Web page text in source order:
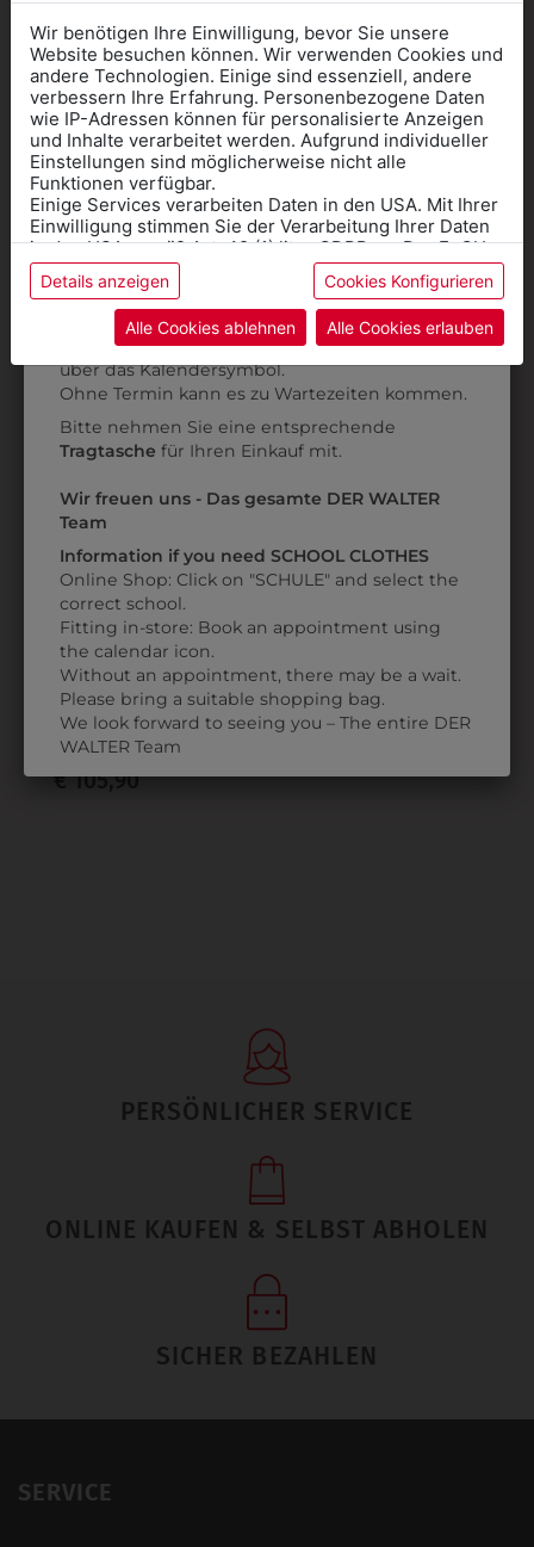
315010111
PANTOFFEL SAN
DUTY
€ 105,90
315010112
PANTOFFEL SAN
DUTY
€ 105,90
ZULETZT ANGESEHEN
329167
DAMEN
SNEAKER
REVOLUTION
€ 105,90
PERSÖNLICHER SERVICE
ONLINE KAUFEN & SELBST ABHOLEN
SICHER BEZAHLEN
SERVICE
Wir benötigen Ihre Einwilligung, bevor Sie unsere
Website besuchen können. Wir verwenden Cookies und
andere Technologien. Einige sind essenziell, andere
verbessern Ihre Erfahrung. Personenbezogene Daten
wie IP-Adressen können für personalisierte Anzeigen
und Inhalte verarbeitet werden. Aufgrund individueller
Einstellungen sind möglicherweise nicht alle
Funktionen verfügbar.
Einige Services verarbeiten Daten in den USA. Mit Ihrer
Einwilligung stimmen Sie der Verarbeitung Ihrer Daten
in den USA gemäß Art. 49 (1) lit. a GDPR zu. Der EuGH
stuft die USA als Land mit unzureichendem Datenschutz
ein, und es besteht das Risiko, dass US-Behörden
Daten ohne Klagemöglichkeit für Europäer überwachen.
Datenschutzerklärungbzw. im
Details anzeigen Cookies Konfigurieren
Alle Cookies ablehnen Alle Cookies erlauben
Informationen wenn Sie
Kleidung
für die SCHULE
benötigen
Online Shop: Klick auf SCHULE in der
Kategorie und die richtige Schule auswählen.
AnprobeVorort im Geschäft: Termin buchen
über das Kalendersymbol.
Ohne Termin kann es zu Wartezeiten kommen.
Bitte nehmen Sie eine entsprechende
Tragtasche für Ihren Einkauf mit.
Wir freuen uns - Das gesamte DER WALTER
Team
Information if you need SCHOOL CLOTHES
Online Shop: Click on "SCHULE" and select the
correct school.
Fitting in-store: Book an appointment using
the calendar icon.
Without an appointment, there may be a wait.
Please bring a suitable shopping bag.
We look forward to seeing you – The entire DER
WALTER Team